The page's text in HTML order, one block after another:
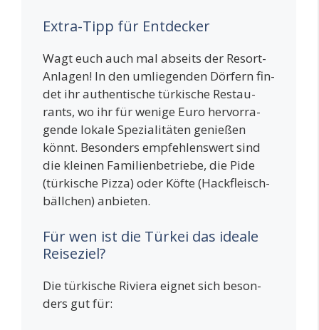
Extra-Tipp für Entdecker
Wagt euch auch mal abseits der Resort-
Anla­gen! In den umlie­gen­den Dör­fern fin­
det ihr authen­ti­sche tür­ki­sche Restau­
rants, wo ihr für weni­ge Euro her­vor­ra­
gen­de loka­le Spe­zia­li­tä­ten genie­ßen
könnt. Beson­ders emp­feh­lens­wert sind
die klei­nen Fami­li­en­be­trie­be, die Pide
(tür­ki­sche Piz­za) oder Köf­te (Hack­fleisch­
bäll­chen) anbieten.
Für wen ist die Türkei das ideale
Reiseziel?
Die tür­ki­sche Rivie­ra eig­net sich beson­
ders gut für: